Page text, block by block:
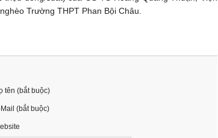
Trường THPT Phan Bội Châu.
tên (bắt buộc)
Mail (bắt buộc)